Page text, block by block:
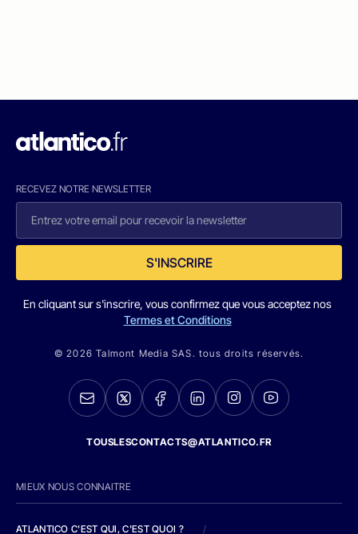
RECEVEZ NOTRE NEWSLETTER
S'INSCRIRE
En cliquant sur s'inscrire, vous confirmez que vous acceptez nos
Termes et Conditions
© 2026 Talmont Media SAS. tous droits réservés.
TOUSLESCONTACTS@ATLANTICO.FR
MIEUX NOUS CONNAITRE
ATLANTICO C'EST QUI, C'EST QUOI ?
/